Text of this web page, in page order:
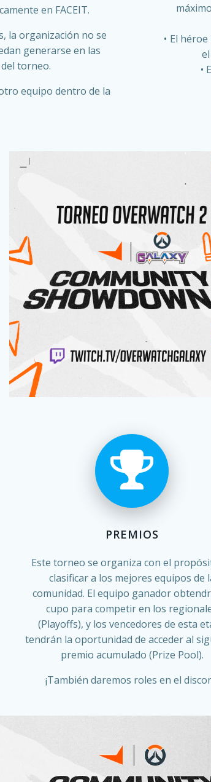
en FACEIT.
la organización no se
generarse en las
torneo.
equipo dentro de la
El héroe
PREMIOS
Este torneo se organiza con el
clasificar a los mejores equipos de
comunidad. El equipo ganador
cupo para competir en los
(Playoffs), y los vencedores de esta
tendrán la oportunidad de acceder al
premio acumulado (Prize Pool).
¡También daremos roles en el